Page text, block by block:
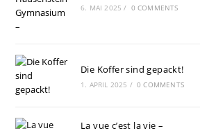
6. MAI 2025 / 0 COMMENTS
Die Koffer sind gepackt!
1. APRIL 2025 / 0 COMMENTS
La vue c’est la vie –